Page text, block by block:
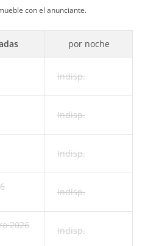
con el anunciante.
por noche
Indisp.
Indisp.
Indisp.
Indisp.
2026 Indisp.